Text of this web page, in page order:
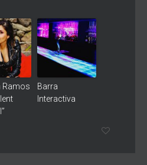
Ramos
Barra
Interactiva